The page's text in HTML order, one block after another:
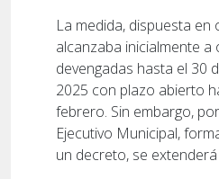
La medida, dispuesta
alcanzaba inicialmente a
devengadas hasta el 30
2025 con plazo abierto
febrero. Sin embargo,
Ejecutivo Municipal,
un decreto, se